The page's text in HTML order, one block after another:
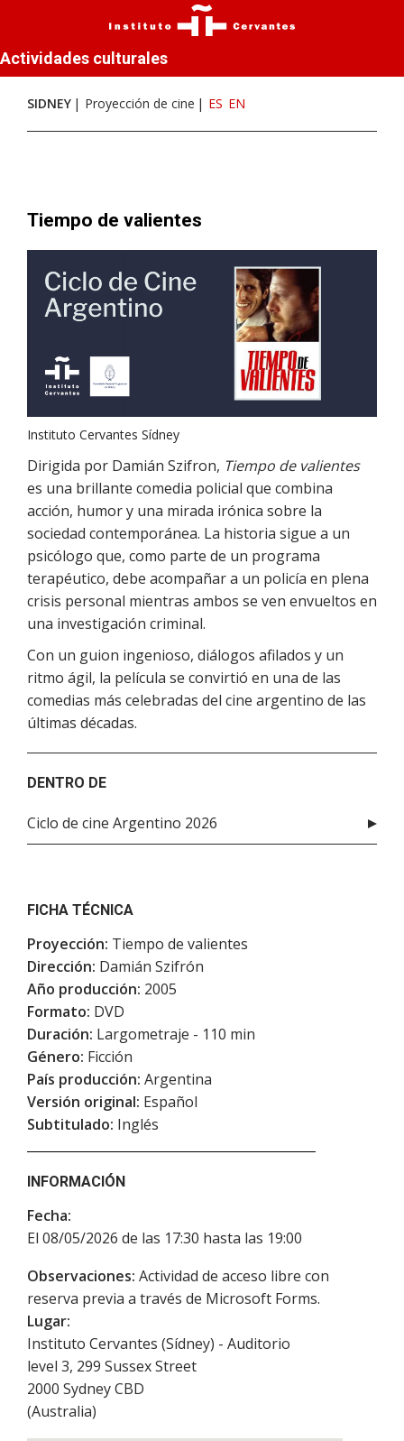
Actividades culturales
SIDNEY Proyección de cine ES EN
Tiempo de valientes
Instituto Cervantes Sídney
Dirigida por Damián Szifron, Tiempo de valientes
es una brillante comedia policial que combina
acción, humor y una mirada irónica sobre la
sociedad contemporánea. La historia sigue a un
psicólogo que, como parte de un programa
terapéutico, debe acompañar a un policía en plena
crisis personal mientras ambos se ven envueltos en
una investigación criminal.
Con un guion ingenioso, diálogos afilados y un
ritmo ágil, la película se convirtió en una de las
comedias más celebradas del cine argentino de las
últimas décadas.
DENTRO DE
Ciclo de cine Argentino 2026
FICHA TÉCNICA
Proyección: Tiempo de valientes
Dirección: Damián Szifrón
Año producción: 2005
Formato: DVD
Duración: Largometraje - 110 min
Género: Ficción
País producción: Argentina
Versión original: Español
Subtitulado: Inglés
INFORMACIÓN
Fecha:
El 08/05/2026 de las 17:30 hasta las 19:00
Observaciones: Actividad de acceso libre con
reserva previa a través de Microsoft Forms.
Lugar:
Instituto Cervantes (Sídney) - Auditorio
level 3, 299 Sussex Street
2000 Sydney CBD
(Australia)